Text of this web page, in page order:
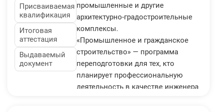
Присваиваемая
квалификация
Итоговая
аттестация
Выдаваемый
документ
промышленные и другие
архитектурно-градостроительные
комплексы.
«Промышленное и гражданское
строительство» — программа
переподготовки для тех, кто
планирует профессиональную
деятельность в качестве инженера